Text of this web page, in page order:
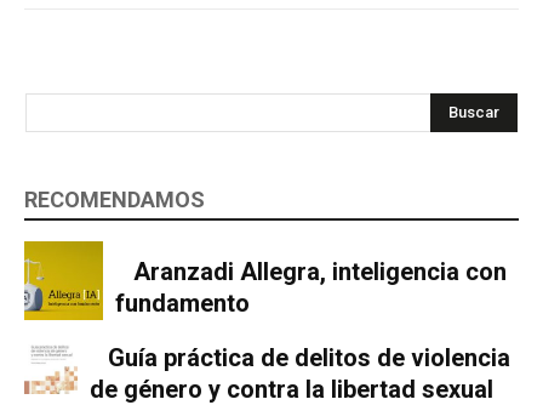
Buscar
RECOMENDAMOS
Aranzadi Allegra, inteligencia con
fundamento
Guía práctica de delitos de violencia
de género y contra la libertad sexual